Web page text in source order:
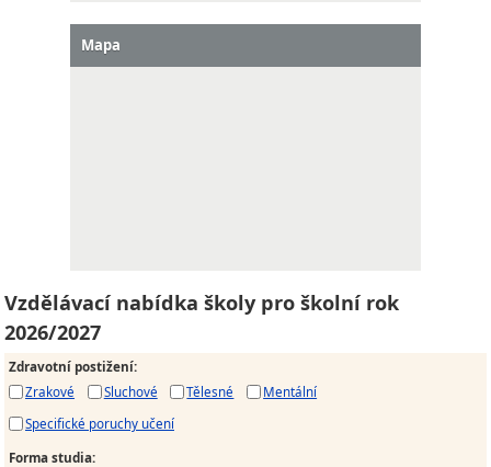
Mapa
Vzdělávací nabídka školy pro školní rok
2026/2027
Zdravotní postižení:
Zrakové
Sluchové Tělesné
Mentální
Specifické poruchy učení
Forma studia: